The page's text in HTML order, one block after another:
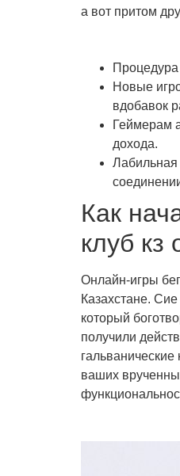
а вот притом
Процедура
Новые
вдобавок
Геймерам
дохода.
Лабильная
Как
клуб кз
Онлайн-игры
Казахстане.
который
получили
ваших